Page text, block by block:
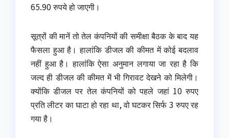
65.90 रुपये हो जाएगी।
सूत्रों की मानें तो तेल कंपनियों की समीक्षा बैठक के बाद यह
फैसला हुआ है। हालांकि डीजल की कीमत में कोई बदलाव
नहीं हुआ है। हालांकि ऐसा अनुमान लगाया जा रहा है कि
जल्‍द ही डीजल की कीमत में भी गिरावट देखने को मिलेगी।
क्‍योंकि डीजल पर तेल कंपनियों को पहले जहां 10 रुपए
प्रति लीटर का घाटा हो रहा था, वो घटकर सिर्फ 3 रुपए रह
गया है।